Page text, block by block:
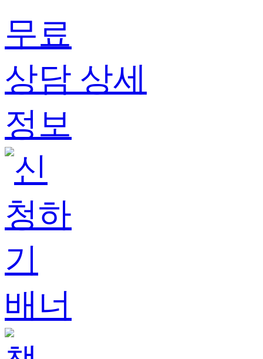
무료
상담 상세
정보